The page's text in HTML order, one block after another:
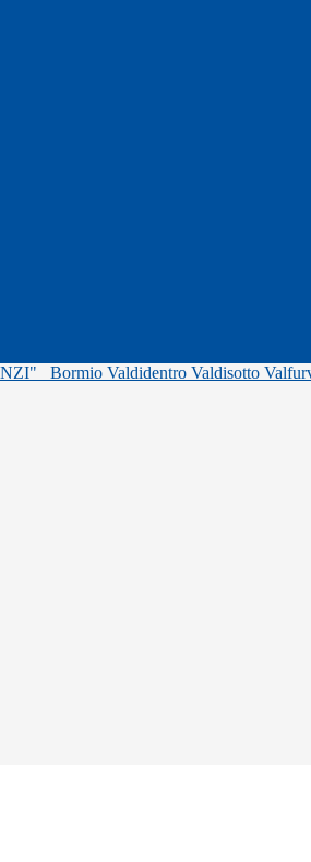
Bormio Valdidentro Valdisotto